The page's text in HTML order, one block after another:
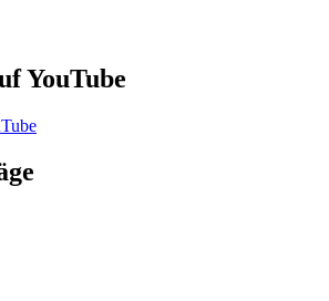
YouTube